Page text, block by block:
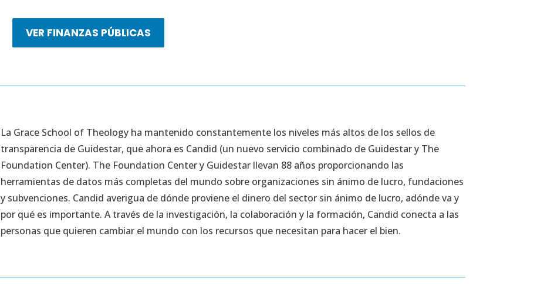
VER FINANZAS PÚBLICAS
La Grace School of Theology ha mantenido constantemente los niveles más altos de los sellos de
transparencia de Guidestar, que ahora es Candid (un nuevo servicio combinado de Guidestar y The
Foundation Center). The Foundation Center y Guidestar llevan 88 años proporcionando las
herramientas de datos más completas del mundo sobre organizaciones sin ánimo de lucro, fundaciones
y subvenciones. Candid averigua de dónde proviene el dinero del sector sin ánimo de lucro, adónde va y
por qué es importante. A través de la investigación, la colaboración y la formación, Candid conecta a las
personas que quieren cambiar el mundo con los recursos que necesitan para hacer el bien.